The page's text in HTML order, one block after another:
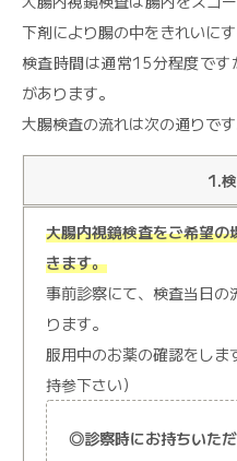
下剤により腸の中をきれいに
検査時間は通常15分程度で
があります。
大腸検査の流れは次の通りです
1.
大腸内視鏡検査をご希望
きます。
事前診察にて、検査当日の
ります。
服用中のお薬の確認をしま
持参下さい）
◎診察時にお持ちいた